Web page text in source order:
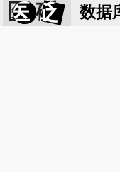
医 砭 数据